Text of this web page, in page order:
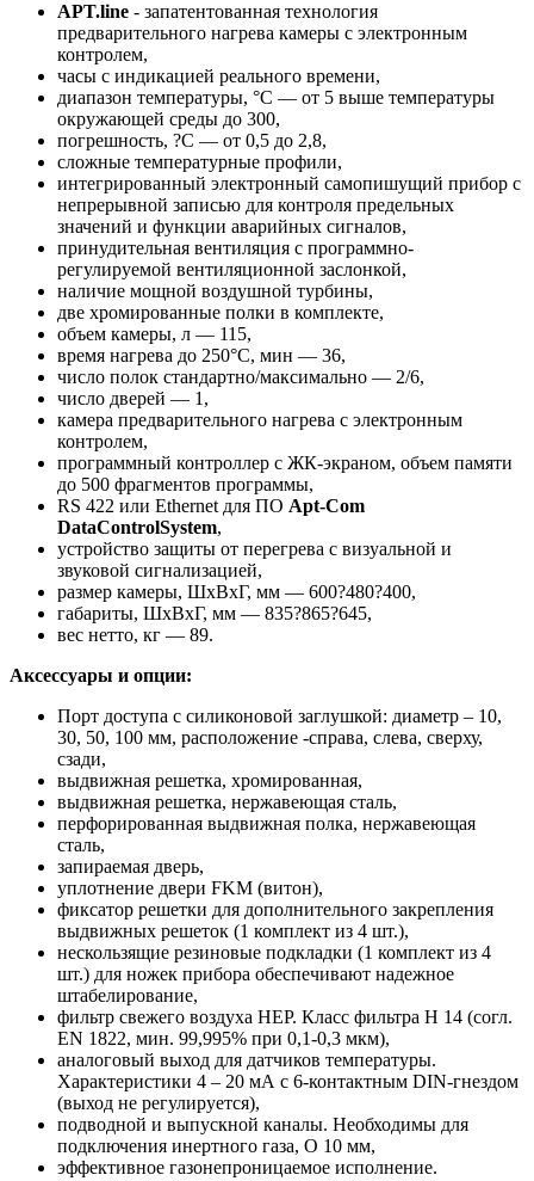
APT.line - запатентованная технология
предварительного нагрева камеры с электронным
контролем,
часы с индикацией реального времени,
диапазон температуры, °C — от 5 выше температуры
окружающей среды до 300,
погрешность, ?С — от 0,5 до 2,8,
сложные температурные профили,
интегрированный электронный самопишущий прибор с
непрерывной записью для контроля предельных
значений и функции аварийных сигналов,
принудительная вентиляция с программно-
регулируемой вентиляционной заслонкой,
наличие мощной воздушной турбины,
две хромированные полки в комплекте,
объем камеры, л — 115,
время нагрева до 250°C, мин — 36,
число полок стандартно/максимально — 2/6,
число дверей — 1,
камера предварительного нагрева с электронным
контролем,
программный контроллер с ЖК-экраном, объем памяти
до 500 фрагментов программы,
RS 422 или Ethernet для ПО Apt-Com
DataControlSystem,
устройство защиты от перегрева с визуальной и
звуковой сигнализацией,
размер камеры, ШхВхГ, мм — 600?480?400,
габариты, ШхВхГ, мм — 835?865?645,
вес нетто, кг — 89.
Аксессуары и опции:
Порт доступа с силиконовой заглушкой: диаметр – 10,
30, 50, 100 мм, расположение -справа, слева, сверху,
сзади,
выдвижная решетка, хромированная,
выдвижная решетка, нержавеющая сталь,
перфорированная выдвижная полка, нержавеющая
сталь,
запираемая дверь,
уплотнение двери FKM (витон),
фиксатор решетки для дополнительного закрепления
выдвижных решеток (1 комплект из 4 шт.),
нескользящие резиновые подкладки (1 комплект из 4
шт.) для ножек прибора обеспечивают надежное
штабелирование,
фильтр свежего воздуха HEP. Класс фильтра Н 14 (согл.
EN 1822, мин. 99,995% при 0,1-0,3 мкм),
аналоговый выход для датчиков температуры.
Характеристики 4 – 20 мА с 6-контактным DIN-гнездом
(выход не регулируется),
подводной и выпускной каналы. Необходимы для
подключения инертного газа, O 10 мм,
эффективное газонепроницаемое исполнение.